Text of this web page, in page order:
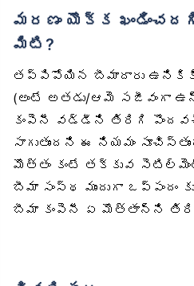
మరణం యొక్క ఖండించదగిన ఊహ అంటే ఏ
మిటి?
తప్పిపోయిన బీమాదారు ఉనికికి
(అంటే అతడు/ఆమె సజీవంగా
కంపెనీ వడ్డీని తిరిగి
సాగుతుందని ఈ నియమం
మొత్తం కంటే తక్కువ
బీమా సంస్థ ముందుగా ఒప్పందం
బీమా కంపెనీ ఏ మొత్తాన్ని